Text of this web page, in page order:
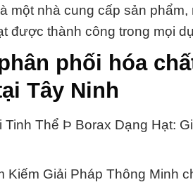
một nhà cung cấp sản
được thành công trong mọi
phối hóa
Tây Ninh
Tinh Thể Þ Borax Dạng Hạt:
Giải Pháp Thông Minh